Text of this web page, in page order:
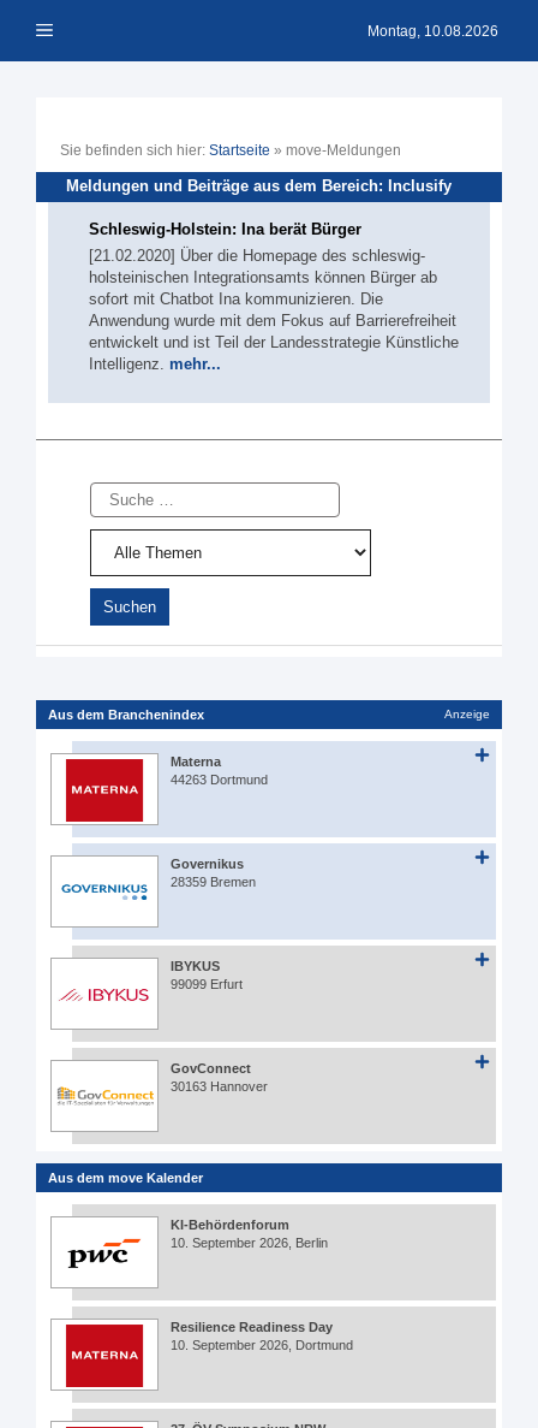
Inhalt Menü Montag, 10.08.2026
Sie befinden sich hier: Startseite » move-Meldungen
Meldungen und Beiträge aus dem Bereich: Inclusify
Schleswig-Holstein: Ina berät Bürger
[21.02.2020] Über die Homepage des schleswig-
holsteinischen Integrationsamts können Bürger ab
sofort mit Chatbot Ina kommunizieren. Die
Anwendung wurde mit dem Fokus auf Barrierefreiheit
entwickelt und ist Teil der Landesstrategie Künstliche
Intelligenz. mehr...
Suche
Aus dem Branchenindex Anzeige
Materna
44263 Dortmund
Governikus
28359 Bremen
IBYKUS
99099 Erfurt
GovConnect
30163 Hannover
Aus dem move Kalender
KI-Behördenforum
10. September 2026, Berlin
Resilience Readiness Day
10. September 2026, Dortmund